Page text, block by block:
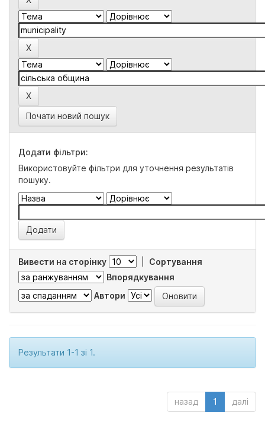
Почати новий пошук
Додати фільтри:
Використовуйте фільтри для уточнення результатів
пошуку.
Вивести на сторінку
Сортування
Впорядкування
Автори
Результати 1-1 зі 1.
назад 1 далі